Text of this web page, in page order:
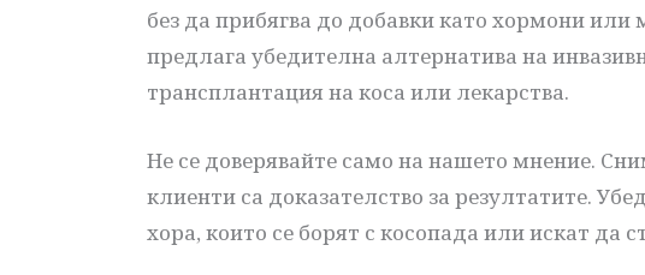
без да прибягва до добавки като хормони
предлага убедителна алтернатива на
трансплантация на коса или лекарства.
Не се доверявайте само на нашето мнение.
клиенти са доказателство за резултатите.
хора, които се борят с косопада или искат да